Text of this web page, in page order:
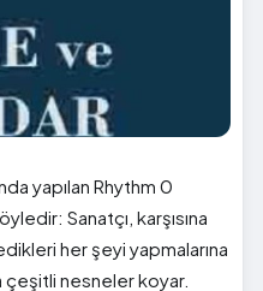
yapılan Rhythm 0
Sanatçı, karşısına
her şeyi yapmalarına
çeşitli nesneler koyar.